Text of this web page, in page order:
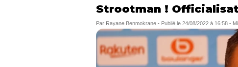
Strootman !
Par Rayane Benmokrane - Publié le 24/08/2022 à 16:58 -